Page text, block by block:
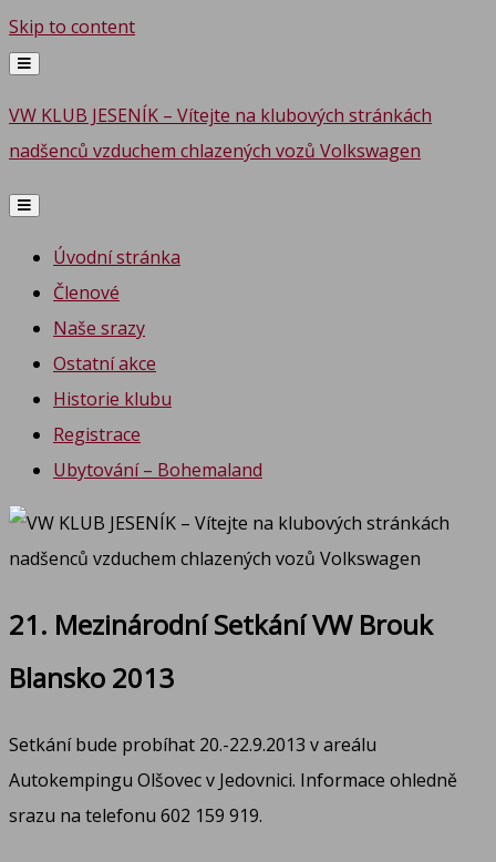
Skip to content
VW KLUB JESENÍK – Vítejte na klubových stránkách
nadšenců vzduchem chlazených vozů Volkswagen
Úvodní stránka
Členové
Naše srazy
Ostatní akce
Historie klubu
Registrace
Ubytování – Bohemaland
21. Mezinárodní Setkání VW Brouk
Blansko 2013
Setkání bude probíhat 20.-22.9.2013 v areálu
Autokempingu Olšovec v Jedovnici. Informace ohledně
srazu na telefonu 602 159 919.